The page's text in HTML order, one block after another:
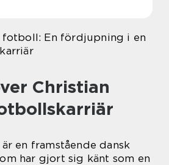
fotboll: En fördjupning i en
Christian
en framstående dansk
har gjort sig känt som en